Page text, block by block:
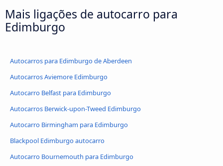
Mais ligações de autocarro para
Edimburgo
Autocarros para Edimburgo de Aberdeen
Autocarros Aviemore Edimburgo
Autocarro Belfast para Edimburgo
Autocarros Berwick-upon-Tweed Edimburgo
Autocarro Birmingham para Edimburgo
Blackpool Edimburgo autocarro
Autocarro Bournemouth para Edimburgo